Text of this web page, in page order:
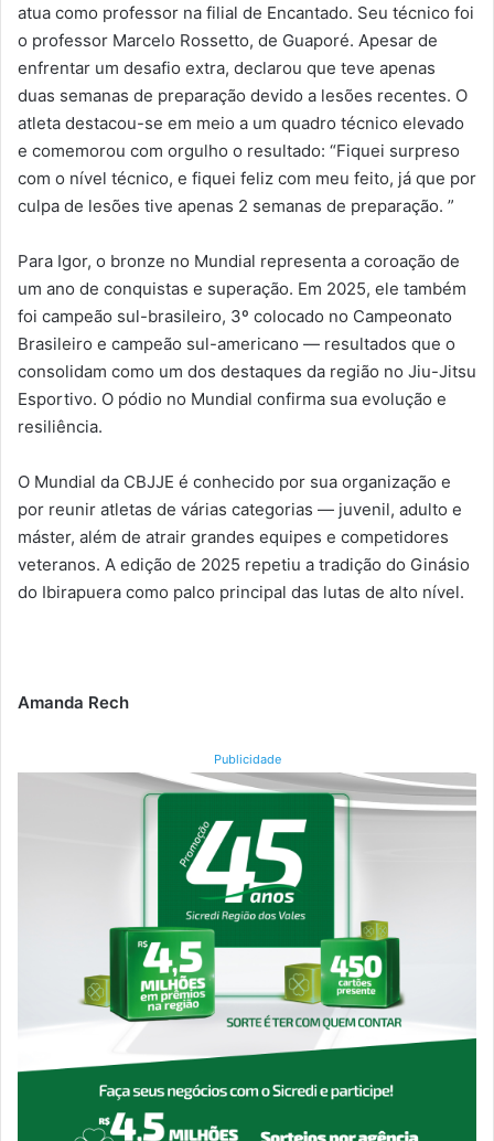
atua como professor na filial de Encantado. Seu técnico foi
o professor Marcelo Rossetto, de Guaporé. Apesar de
enfrentar um desafio extra, declarou que teve apenas
duas semanas de preparação devido a lesões recentes. O
atleta destacou-se em meio a um quadro técnico elevado
e comemorou com orgulho o resultado: “Fiquei surpreso
com o nível técnico, e fiquei feliz com meu feito, já que por
culpa de lesões tive apenas 2 semanas de preparação. ”
Para Igor, o bronze no Mundial representa a coroação de
um ano de conquistas e superação. Em 2025, ele também
foi campeão sul-brasileiro, 3º colocado no Campeonato
Brasileiro e campeão sul-americano — resultados que o
consolidam como um dos destaques da região no Jiu-Jitsu
Esportivo. O pódio no Mundial confirma sua evolução e
resiliência.
O Mundial da CBJJE é conhecido por sua organização e
por reunir atletas de várias categorias — juvenil, adulto e
máster, além de atrair grandes equipes e competidores
veteranos. A edição de 2025 repetiu a tradição do Ginásio
do Ibirapuera como palco principal das lutas de alto nível.
Amanda Rech
Publicidade